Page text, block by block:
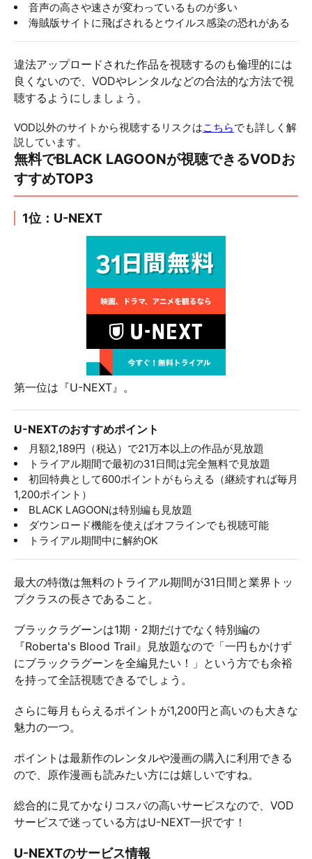
音声の高さや速さが変わっているものが多い
海賊版サイトに飛ばされるとウイルス感染の恐れがある
違法アップロードされた作品を視聴するのも倫理的には
良くないので、VODやレンタルなどの合法的な方法で視
聴するようにしましょう。
VOD以外のサイトから視聴するリスクはこちらでも詳しく解
説しています。
無料でBLACK LAGOONが視聴できるVODお
すすめTOP3
1位：U-NEXT
第一位は『U-NEXT』。
U-NEXTのおすすめポイント
月額2,189円（税込）で21万本以上の作品が見放題
トライアル期間で最初の31日間は完全無料で見放題
初回特典として600ポイントがもらえる（継続すれば毎月
1,200ポイント）
BLACK LAGOONは特別編も見放題
ダウンロード機能を使えばオフラインでも視聴可能
トライアル期間中に解約OK
最大の特徴は無料のトライアル期間が31日間と業界トッ
プクラスの長さであること。
ブラックラグーンは1期・2期だけでなく特別編の
『Roberta's Blood Trail』見放題なので「一円もかけず
にブラックラグーンを全編見たい！」という方でも余裕
を持って全話視聴できるでしょう。
さらに毎月もらえるポイントが1,200円と高いのも大きな
魅力の一つ。
ポイントは最新作のレンタルや漫画の購入に利用できる
ので、原作漫画も読みたい方には嬉しいですね。
総合的に見てかなりコスパの高いサービスなので、VOD
サービスで迷っている方はU-NEXT一択です！
U-NEXTのサービス情報